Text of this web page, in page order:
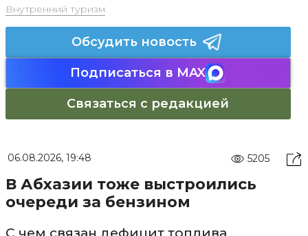
Внутренний туризм
Обсудить новость
Подписаться в MAX
Связаться с редакцией
06.08.2026, 19:48 5205
В Абхазии тоже выстроились
очереди за бензином